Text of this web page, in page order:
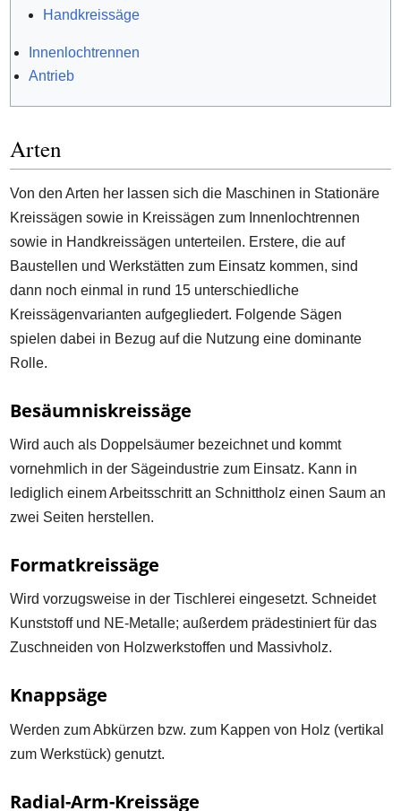
Handkreissäge
Innenlochtrennen
Antrieb
Arten
Von den Arten her lassen sich die Maschinen in Stationäre
Kreissägen sowie in Kreissägen zum Innenlochtrennen
sowie in Handkreissägen unterteilen. Erstere, die auf
Baustellen und Werkstätten zum Einsatz kommen, sind
dann noch einmal in rund 15 unterschiedliche
Kreissägenvarianten aufgegliedert. Folgende Sägen
spielen dabei in Bezug auf die Nutzung eine dominante
Rolle.
Besäumniskreissäge
Wird auch als Doppelsäumer bezeichnet und kommt
vornehmlich in der Sägeindustrie zum Einsatz. Kann in
lediglich einem Arbeitsschritt an Schnittholz einen Saum an
zwei Seiten herstellen.
Formatkreissäge
Wird vorzugsweise in der Tischlerei eingesetzt. Schneidet
Kunststoff und NE-Metalle; außerdem prädestiniert für das
Zuschneiden von Holzwerkstoffen und Massivholz.
Knappsäge
Werden zum Abkürzen bzw. zum Kappen von Holz (vertikal
zum Werkstück) genutzt.
Radial-Arm-Kreissäge